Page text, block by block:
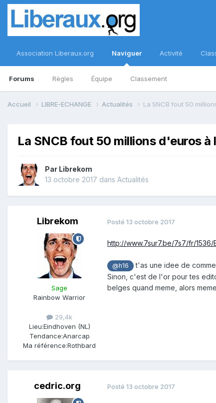
Association Liberaux.org Naviguer
Forums Règles Équipe Classement
Activité
Accueil LIBRE-ECHANGE Actualités La SNCB fout 50
La SNCB fout 50 millions d'euros à
Par Librekom
13 octobre 2017 dans Actualités
Librekom
Sage
Rainbow Warrior
29,4k
Lieu:Eindhoven (NL)
Tendance:Anarcap
Ma référence:Rothbard
Posté 13 octobre 2017
http://www.7sur7.be/7s7/fr/
@h16
t'as une idee de
Sinon, c'est de l'or pour tes
belges quand meme, alors
cedric.org Posté 13 octobre 2017